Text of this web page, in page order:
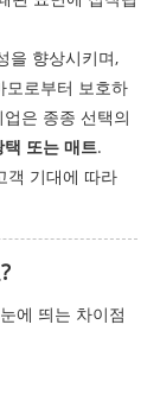
을 향상시키며,
모로부터 보호하
은 종종 선택의
택 또는 매트.
객 기대에 따라
에 띄는 차이점